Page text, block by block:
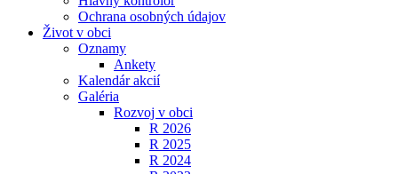
Ochrana osobných údajov
Život v obci
Oznamy
Ankety
Kalendár akcií
Galéria
Rozvoj v obci
R 2026
R 2025
R 2024